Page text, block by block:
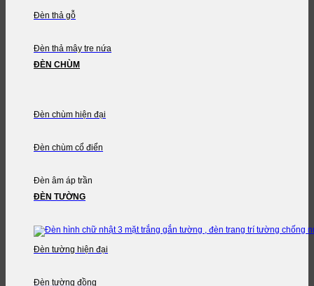
Đèn thả gỗ
Đèn thả mây tre nứa
ĐÈN CHÙM
Đèn chùm hiện đại
Đèn chùm cổ điển
Đèn âm áp trần
ĐÈN TƯỜNG
Đèn tường hiện đại
Đèn tường đồng